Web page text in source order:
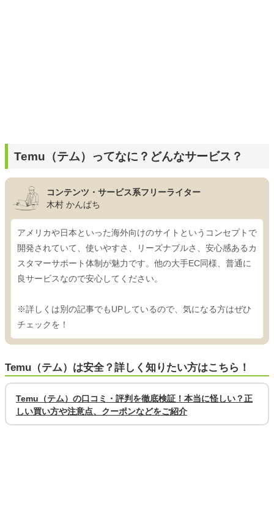
Temu（テム）ってなに？どんなサービス？
コンテンツ・サービス系フリーライター
木村 かんぱち
アメリカや日本といった海外向けのサイトというコンセプトで
開発されていて、使いやすさ、リーズナブルさ、安心感あるカ
スタマーサポート体制が魅力です。他の大手EC同様、普通に
良サービスなので安心してください。
※詳しくは別の記事でもUPしているので、気になる方はぜひ
チェックを！
Temu（テム）は安全？詳しく知りたい方はこちら！
Temu（テム）の口コミ・評判を徹底検証！本当に怪しい？正
しい買い方や注意点、クーポンなどをご紹介